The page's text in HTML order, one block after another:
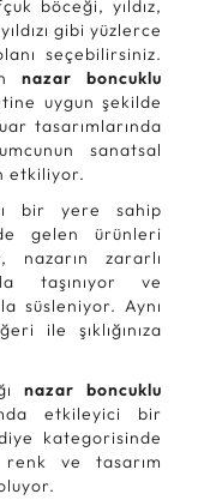
böceği, yıldız,
gibi yüzlerce
seçebilirsiniz.
nazar boncuklu
uygun şekilde
tasarımlarında
sanatsal
etkiliyor.
bir yere sahip
gelen ürünleri
zararlı
taşınıyor ve
süsleniyor. Aynı
ile şıklığınıza
nazar boncuklu
etkileyici bir
kategorisinde
ve tasarım